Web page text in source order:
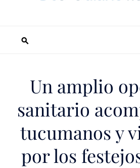
Un amplio
sanitario
tucumanos y
por los